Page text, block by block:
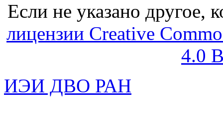
Если не указано другое,
лицензии Creative
4.0
ИЭИ ДВО РАН